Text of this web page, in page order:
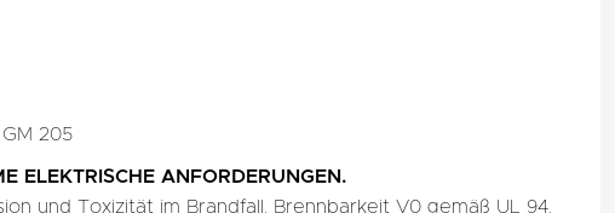
205
ELEKTRISCHE ANFORDERUNGEN.
und Toxizität im Brandfall. Brennbarkeit V0 gemäß UL 94.